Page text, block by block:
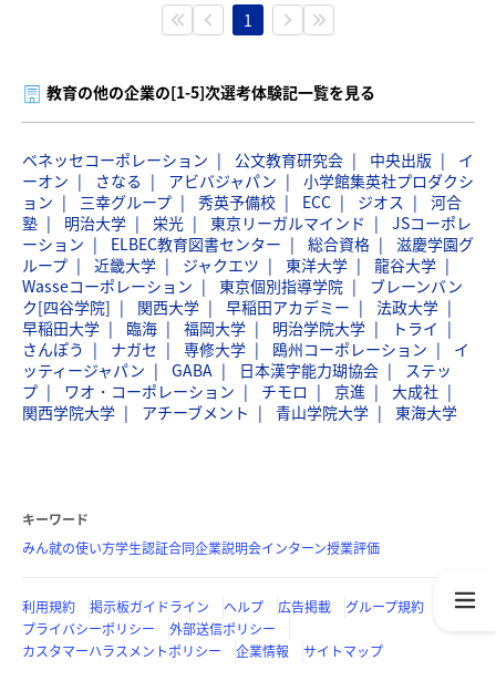
1
教育の他の企業の[1-5]次選考体験記一覧を見る
ベネッセコーポレーション 公文教育研究会 中央出版
イ
ーオン
さなる アビバジャパン
小学館集英社プロダクシ
ョン
三幸グループ 秀英予備校 ECC ジオス
河合
塾
明治大学 栄光 東京リーガルマインド
JSコーポレ
ーション
ELBEC教育図書センター 総合資格
滋慶学園グ
ループ
近畿大学 ジャクエツ 東洋大学
龍谷大学
Wasseコーポレーション
東京個別指導学院
ブレーンバン
ク[四谷学院]
関西大学 早稲田アカデミー
法政大学
早稲田大学
臨海 福岡大学 明治学院大学
トライ
さんぽう
ナガセ 専修大学 鴎州コーポレーション
イ
ッティージャパン
GABA 日本漢字能力瑚協会
ステッ
プ
ワオ・コーポレーション チモロ 京進
大成社
関西学院大学
アチーブメント 青山学院大学 東海大学
キーワード
みん就の使い方学生認証合同企業説明会インターン授業評価
利用規約 掲示板ガイドライン ヘルプ 広告掲載
グループ規約
プライバシーポリシー
外部送信ポリシー
カスタマーハラスメントポリシー
企業情報 サイトマップ